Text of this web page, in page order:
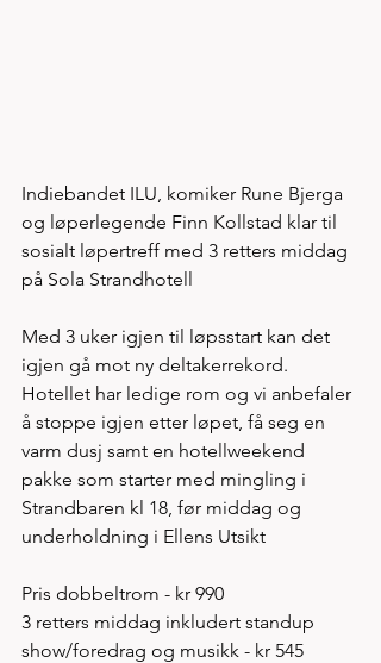
Indiebandet ILU, komiker Rune Bjerga
og løperlegende Finn Kollstad klar til
sosialt løpertreff med 3 retters middag
på Sola Strandhotell
Med 3 uker igjen til løpsstart kan det
igjen gå mot ny deltakerrekord.
Hotellet har ledige rom og vi anbefaler
å stoppe igjen etter løpet, få seg en
varm dusj samt en hotellweekend
pakke som starter med mingling i
Strandbaren kl 18, før middag og
underholdning i Ellens Utsikt
Pris dobbeltrom - kr 990
3 retters middag inkludert standup
show/foredrag og musikk - kr 545